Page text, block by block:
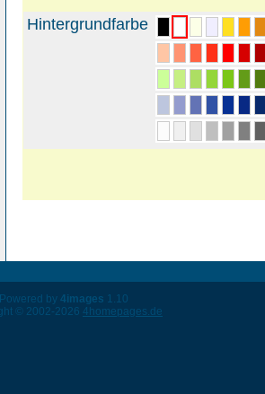
Hintergrundfarbe
Powered by 4images 1.10
© 2002-2026 4homepages.de